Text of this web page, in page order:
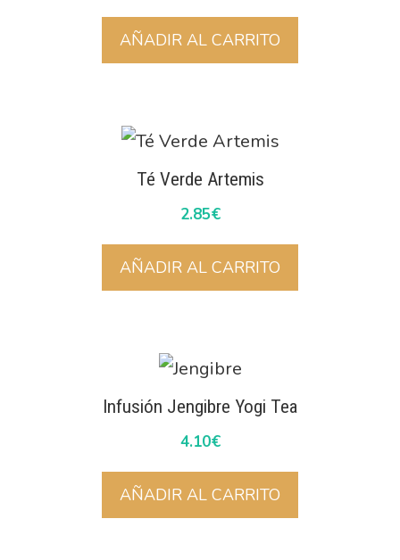
AÑADIR AL CARRITO
Té Verde Artemis
2.85€
AÑADIR AL CARRITO
Infusión Jengibre Yogi Tea
4.10€
AÑADIR AL CARRITO